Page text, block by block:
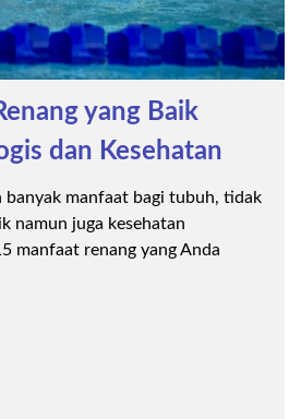
yang Baik
dan Kesehatan
banyak manfaat bagi tubuh, tidak
namun juga kesehatan
manfaat renang yang Anda